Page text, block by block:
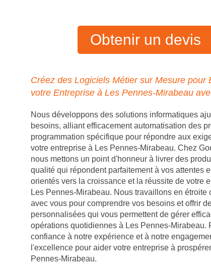
Obtenir un devis
Créez des Logiciels Métier sur Mesure pour
votre Entreprise à Les Pennes-Mirabeau
Nous développons des solutions informatiques
besoins, alliant efficacement automatisation des
programmation spécifique pour répondre aux
votre entreprise à Les Pennes-Mirabeau. Chez
nous mettons un point d'honneur à livrer des
qualité qui répondent parfaitement à vos attentes
orientés vers la croissance et la réussite de votre
Les Pennes-Mirabeau. Nous travaillons en étroite
avec vous pour comprendre vos besoins et offrir
personnalisées qui vous permettent de gérer
opérations quotidiennes à Les Pennes-Mirabeau.
confiance à notre expérience et à notre
l'excellence pour aider votre entreprise à
Pennes-Mirabeau.